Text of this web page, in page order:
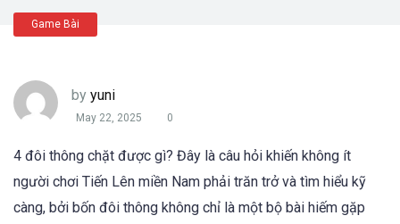
Game Bài
by yuni
May 22, 2025 0
4 đôi thông chặt được gì? Đây là câu hỏi khiến không ít
người chơi Tiến Lên miền Nam phải trăn trở và tìm hiểu kỹ
càng, bởi bốn đôi thông không chỉ là một bộ bài hiếm gặp